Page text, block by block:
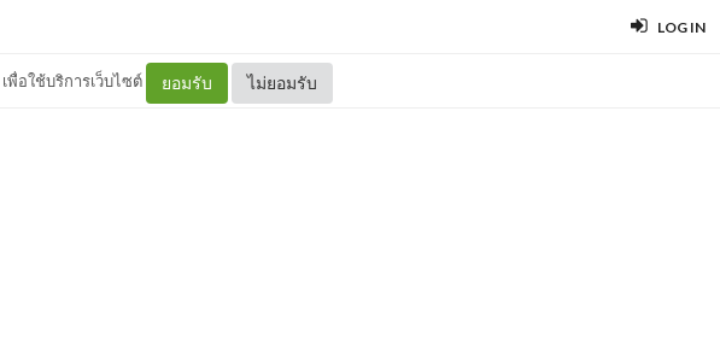
LOG IN
เพื่อใช้บริการเว็บไซต์ ยอมรับ ไม่ยอมรับ